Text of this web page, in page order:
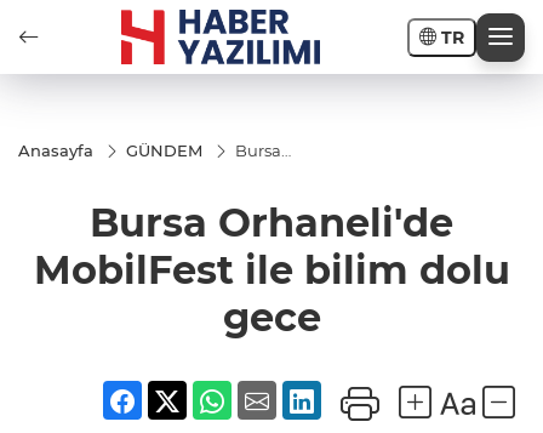
TR
Anasayfa GÜNDEM
Bursa
ile bilim
dolu gece
Bursa Orhaneli'de
MobilFest ile bilim dolu
gece